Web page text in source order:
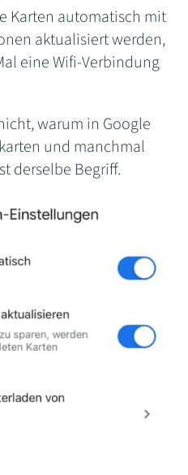
Karten automatisch mit
aktualisiert werden,
eine Wifi-Verbindung
warum in Google
und manchmal
derselbe Begriff.